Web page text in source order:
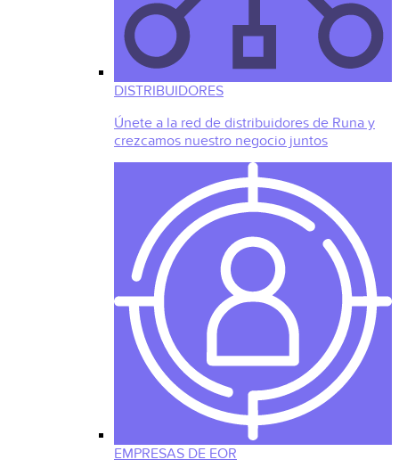
DISTRIBUIDORES
Únete a la red de distribuidores de Runa y
crezcamos nuestro negocio juntos
EMPRESAS DE EOR